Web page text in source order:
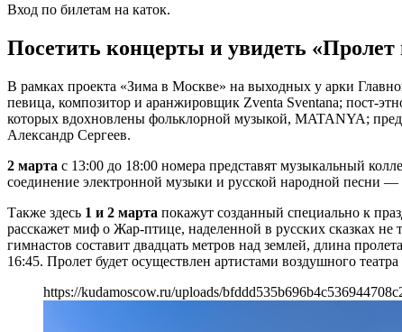
Вход по билетам на каток.
Посетить концерты и увидеть
В рамках проекта «Зима в Москве» на выходных у арки
певица, композитор и аранжировщик Zventa Sventana; пост-
которых вдохновлены фольклорной музыкой, MATANYA;
Александр Сергеев.
2 марта с 13:00 до 18:00 номера представят музыкальный
соединение электронной музыки и русской народной песни
Также здесь 1 и 2 марта покажут созданный специально к
расскажет миф о Жар-птице, наделенной в русских сказках
гимнастов составит двадцать метров над землей, длина
16:45. Пролет будет осуществлен артистами воздушного
https://kudamoscow.ru/uploads/